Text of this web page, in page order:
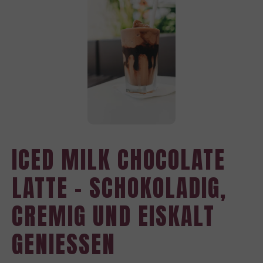
ICED MILK CHOCOLATE
LATTE – SCHOKOLADIG,
CREMIG UND EISKALT
GENIESSEN